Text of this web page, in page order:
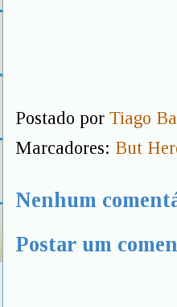
Postado por Tiago
Marcadores: But
Nenhum
Postar um